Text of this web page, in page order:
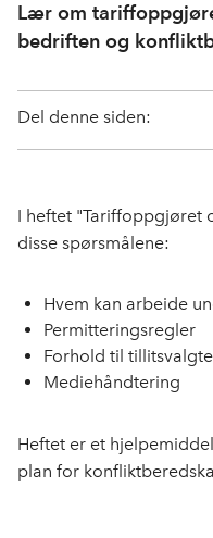
Lær om
bedriften og
Del denne siden:
I heftet "Tariffoppgjøret
disse spørsmålene:
Hvem kan arbeide
Permitteringsregler
Forhold til tillitsvalgte
Mediehåndtering
Heftet er et
plan for